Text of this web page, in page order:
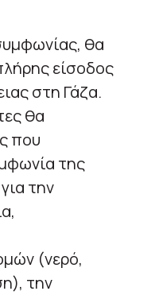
θα
είσοδος
στη Γάζα.
θα
που
της
την
(νερό,
την